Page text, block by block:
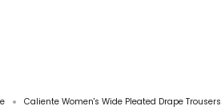
Caliente Women's Wide Pleated Drape Trousers